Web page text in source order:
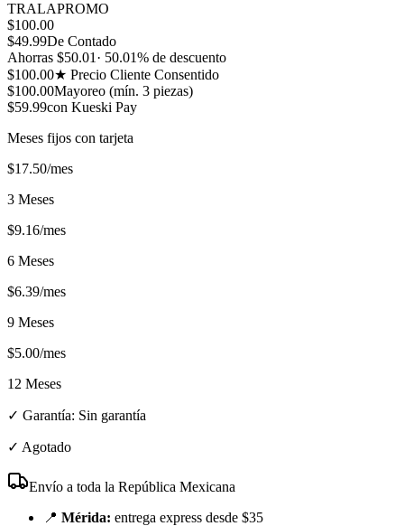
TRALAPROMO
$100.00
$49.99De Contado
Ahorras $50.01 · 50.01% de descuento
$100.00★ Precio Cliente Consentido
$100.00Mayoreo (mín. 3 piezas)
$59.99con Kueski Pay
Meses fijos con tarjeta
$17.50/mes
3 Meses
$9.16/mes
6 Meses
$6.39/mes
9 Meses
$5.00/mes
12 Meses
✓ Garantía: Sin garantía
✓ Agotado
Envío a toda la República Mexicana
📍 Mérida: entrega express desde $35